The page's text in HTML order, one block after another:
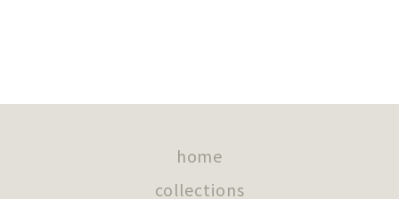
home
collections